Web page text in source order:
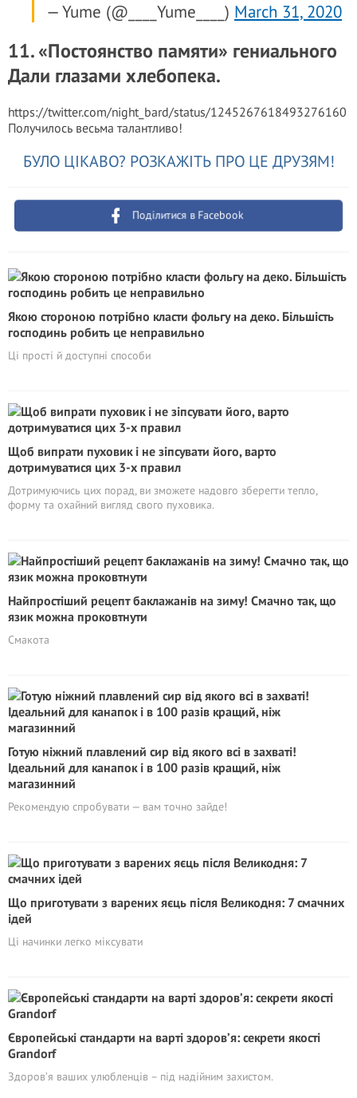
— Yume (@____Yume____) March 31, 2020
11. «Постоянство памяти» гениального
Дали глазами хлебопека.
https://twitter.com/night_bard/status/1245267618493276160
Получилось весьма талантливо!
БУЛО ЦІКАВО? РОЗКАЖІТЬ ПРО ЦЕ ДРУЗЯМ!
Поділитися в Facebook
Якою стороною потрібно класти фольгу на деко. Більшість
господинь робить це неправильно
Ці прості й доступні способи
Щоб випрати пуховик і не зіпсувати його, варто
дотримуватися цих 3-х правил
Дотримуючись цих порад, ви зможете надовго зберегти тепло,
форму та охайний вигляд свого пуховика.
Найпростіший рецепт баклажанів на зиму! Смачно так, що
язик можна проковтнути
Смакота
Готую ніжний плавлений сир від якого всі в захваті!
Ідеальний для канапок і в 100 разів кращий, ніж
магазинний
Рекомендую спробувати — вам точно зайде!
Що приготувати з варених яєць після Великодня: 7 смачних
ідей
Ці начинки легко міксувати
Європейські стандарти на варті здоров’я: секрети якості
Grandorf
Здоров’я ваших улюбленців – під надійним захистом.